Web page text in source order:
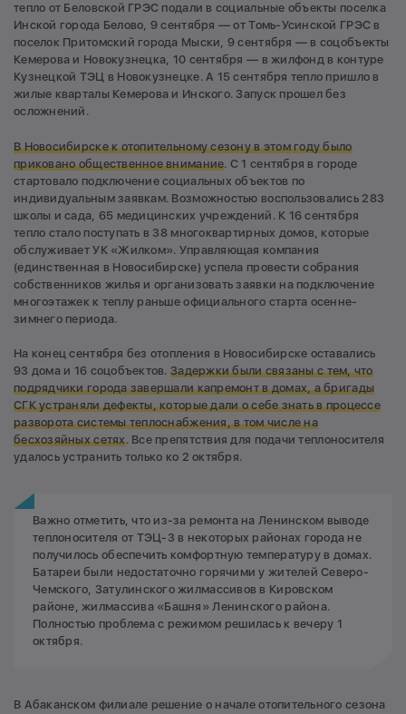
тепло от Беловской ГРЭС подали в социальные объекты поселка
Инской города Белово, 9 сентября — от Томь-Усинской ГРЭС в
поселок Притомский города Мыски, 9 сентября — в соцобъекты
Кемерова и Новокузнецка, 10 сентября — в жилфонд в контуре
Кузнецкой ТЭЦ в Новокузнецке. А 15 сентября тепло пришло в
жилые кварталы Кемерова и Инского. Запуск прошел без
осложнений.
В Новосибирске к отопительному сезону в этом году было
приковано общественное внимание. С 1 сентября в городе
стартовало подключение социальных объектов по
индивидуальным заявкам. Возможностью воспользовались 283
школы и сада, 65 медицинских учреждений. К 16 сентября
тепло стало поступать в 38 многоквартирных домов, которые
обслуживает УК «Жилком». Управляющая компания
(единственная в Новосибирске) успела провести собрания
собственников жилья и организовать заявки на подключение
многоэтажек к теплу раньше официального старта осенне-
зимнего периода.
На конец сентября без отопления в Новосибирске оставались
93 дома и 16 соцобъектов.Задержки были связаны с тем, что
подрядчики города завершали капремонт в домах, а бригады
СГК устраняли дефекты, которые дали о себе знать в процессе
разворота системы теплоснабжения, в том числе на
бесхозяйных сетях. Все препятствия для подачи теплоносителя
удалось устранить только ко 2 октября.
Важно отметить, что из-за ремонта на Ленинском выводе
теплоносителя от ТЭЦ-3 в некоторых районах города не
получилось обеспечить комфортную температуру в домах.
Батареи были недостаточно горячими у жителей Северо-
Чемского, Затулинского жилмассивов в Кировском
районе, жилмассива «Башня» Ленинского района.
Полностью проблема с режимом решилась к вечеру 1
октября.
В Абаканском филиале решение о начале отопительного сезона